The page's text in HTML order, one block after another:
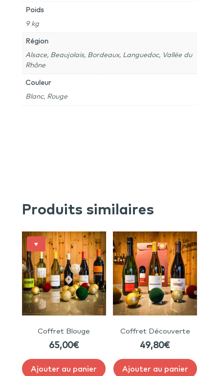
Poids
9 kg
Région
Alsace, Beaujolais, Bordeaux, Languedoc, Vallée du
Rhône
Couleur
Blanc, Rouge
Produits similaires
♥
Coffret Blouge
65,00€
Ajouter au panier
Coffret Découverte
49,80€
Ajouter au panier